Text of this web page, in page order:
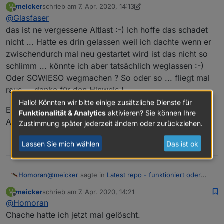
Hast du Problem mit dem Admin ??
Weil du Ihn per Cron neu startest !!
M
Offline
meickerschrieb am 7. Apr. 2020, 14:13
zuletzt editiert von meicker 4. Juli 2020, 16:15
@Glasfaser
das ist ne vergessene Altlast :-) Ich hoffe das schadet
nicht ... Hatte es drin gelassen weil ich dachte wenn er
zwischendurch mal neu gestartet wird ist das nicht so
schlimm ... könnte ich aber tatsächlich weglassen :-)
Oder SOWIESO wegmachen ? So oder so ... fliegt mal
raus ... danke für den Hinweis !
EDIT:
Auf debug steht er heute wegen der repo
0
Homoran@meicker sagte in Latest repo - funktioniert oder
M
Offline
meickerschrieb am 7. Apr. 2020, 14:21
zuletzt editiert von
@Homoran
Chache hatte ich jetzt mal gelöscht.
Hallo! Könnten wir bitte einige zusätzliche Dienste für
Funktionalität & Analytics aktivieren? Sie können Ihre
Zustimmung später jederzeit ändern oder zurückziehen.
Lassen Sie mich wählen Das ist ok